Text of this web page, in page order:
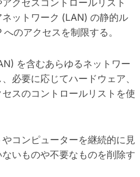
ットワーク (LAN) の静的ル
のアクセスを制限する。
を含むあらゆるネットワー
必要に応じてハードウェア、
スのコントロールリストを使
やコンピューターを継続的に見
いものや不要なものを削除す